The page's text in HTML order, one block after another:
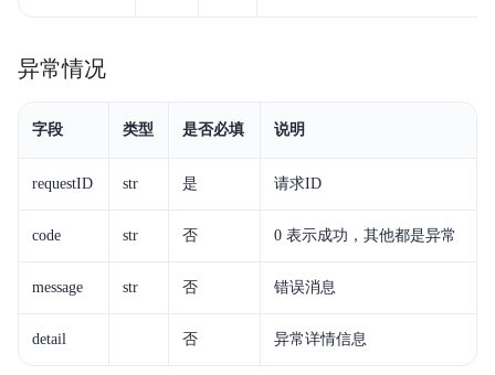
异常情况
字段 类型 是否必填 说明
requestID str 是 请求ID
code str 否 0 表示成功，其他都是异常
message str 否 错误消息
detail 否 异常详情信息